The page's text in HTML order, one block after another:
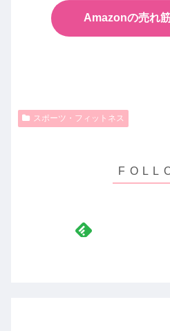
Amazonの売れ
スポーツ・フィットネス